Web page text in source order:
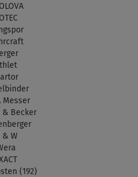
Messer
& Becker
& W
(192)